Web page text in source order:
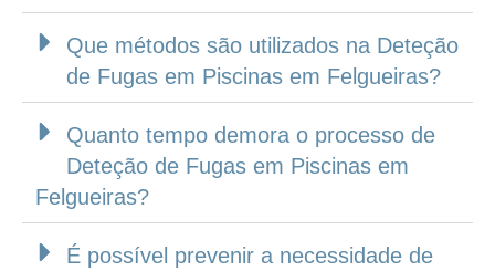
Que métodos são utilizados na Deteção
de Fugas em Piscinas em Felgueiras?
Quanto tempo demora o processo de
Deteção de Fugas em Piscinas em
Felgueiras?
É possível prevenir a necessidade de